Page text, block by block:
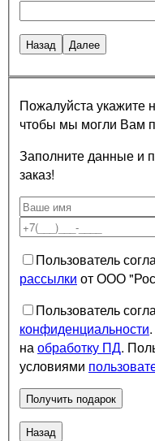
Назад Далее
Пожалуйста укажите
чтобы мы могли Вам
Заполните данные и
заказ!
Пользователь
рассылки от ООО
Пользователь
конфиденциальности
наобработку ПД.
условиями
Назад